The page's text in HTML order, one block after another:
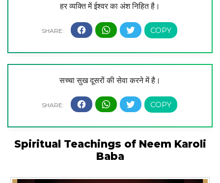
हर व्यक्ति में ईश्वर का अंश निहित है।
सच्चा सुख दूसरों की सेवा करने में है।
Spiritual Teachings of Neem Karoli
Baba